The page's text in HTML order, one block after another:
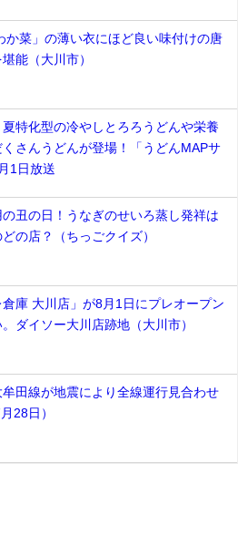
か菜」の薄い衣にほど良い味付けの唐
能（大川市）
夏特化型の冷やしとろろうどんや栄養
さんうどんが登場！「うどんMAPサ
1日放送
の丑の日！うなぎのせいろ蒸し発祥は
の店？（ちっごクイズ）
倉庫 大川店」が8月1日にプレオープン
ダイソー大川店跡地（大川市）
田線が地震により全線運行見合わせ
28日）